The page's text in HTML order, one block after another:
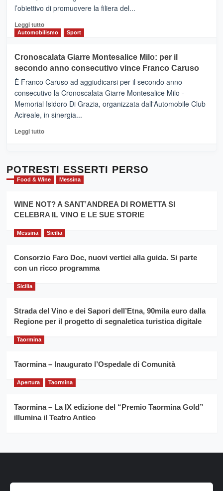
Borgo
Gusto,
il
tra
sapori
vicoli
medievali
l’obiettivo di promuovere la filiera del...
Leggi tuttoLeggi
di
Mondello
(Palermo)
–
“E
adesso
Pasta
–
Sicilia
l’
evento
per
la
filiera
grano
Automobilismo Sport
Cronoscalata Giarre Montesalice Milo: per il
secondo anno consecutivo vince Franco Caruso
È Franco Caruso ad aggiudicarsi per il secondo anno
consecutivo la Cronoscalata Giarre Montesalice Milo -
Memorial Isidoro Di Grazia, organizzata dall'Automobile Club
Acireale, in sinergia...
Leggi tuttoLeggi
Cronoscalata
Giarre
Montesalice
per
il
anno
Franco
Caruso
POTRESTI ESSERTI PERSO
Food & Wine Messina
WINE NOT? A SANT’ANDREA DI ROMETTA SI
CELEBRA IL VINO E LE SUE STORIE
Messina Sicilia
Consorzio Faro Doc, nuovi vertici alla guida. Si parte
con un ricco programma
Sicilia
Strada del Vino e dei Sapori dell’Etna, 90mila euro dalla
Regione per il progetto di segnaletica turistica digitale
Taormina
Taormina – Inaugurato l’Ospedale di Comunità
Apertura Taormina
Taormina – La IX edizione del “Premio Taormina Gold”
illumina il Teatro Antico